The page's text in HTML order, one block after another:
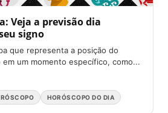
Veja a previsão dia
signo
que representa a posição do
um momento específico, como...
HORÓSCOPO DO DIA